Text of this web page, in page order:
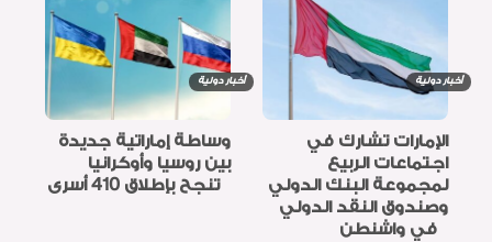
أخبار دولية
وساطة إماراتية جديدة
بين روسيا وأوكرانيا
تنجح بإطلاق 410 أسرى
أخبار دولية
الإمارات تشارك في
اجتماعات الربيع
لمجموعة البنك الدولي
وصندوق النقد الدولي